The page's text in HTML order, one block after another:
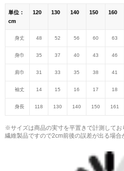
単位：
cm
120 130 140 150 160
身丈 48 52 56 60 63
身巾 35 37 40 43 46
肩巾 31 33 35 38 41
袖丈 14 15 16 17 18
身長 118 130 140 150 161
※サイズは商品の実寸を平置きで計測してお
繊維製品ですので2cm前後の誤差が出る場合